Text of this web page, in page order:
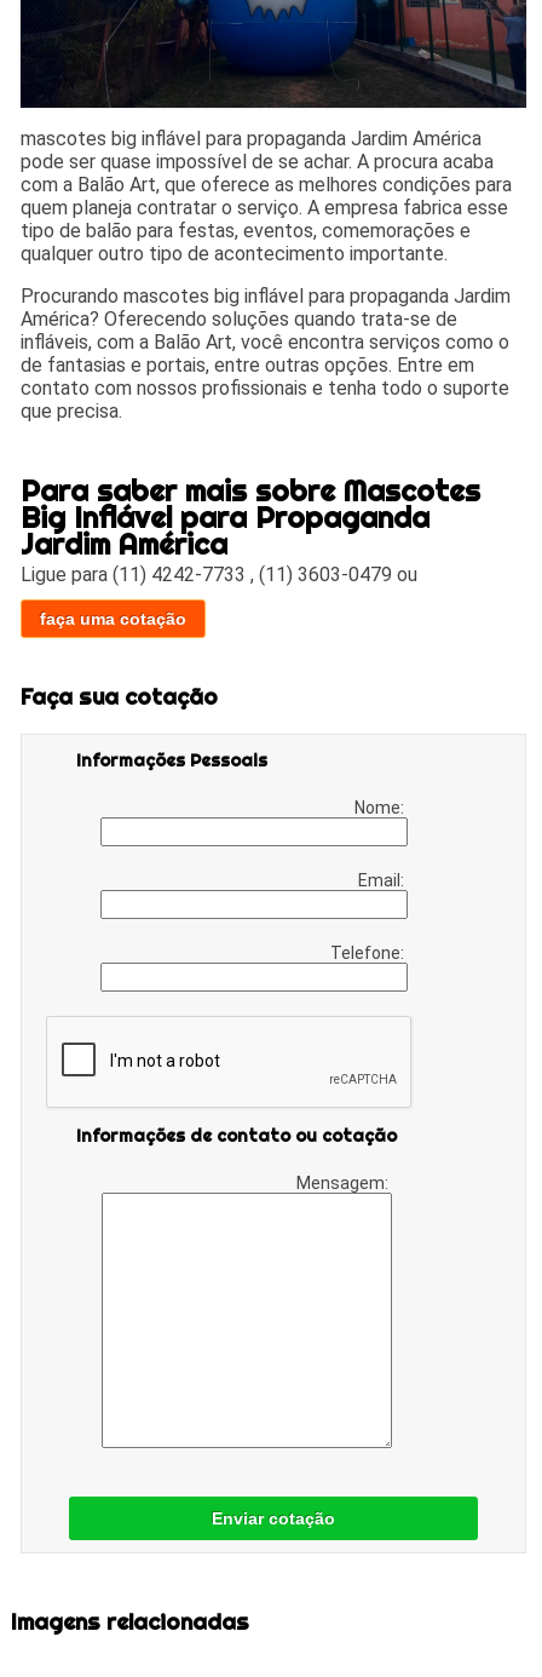
mascotes big inflável para propaganda Jardim América
pode ser quase impossível de se achar. A procura acaba
com a Balão Art, que oferece as melhores condições para
quem planeja contratar o serviço. A empresa fabrica esse
tipo de balão para festas, eventos, comemorações e
qualquer outro tipo de acontecimento importante.
Procurando mascotes big inflável para propaganda Jardim
América? Oferecendo soluções quando trata-se de
infláveis, com a Balão Art, você encontra serviços como o
de fantasias e portais, entre outras opções. Entre em
contato com nossos profissionais e tenha todo o suporte
que precisa.
Para saber mais sobre Mascotes
Big Inflável para Propaganda
Jardim América
Ligue para(11) 4242-7733 ,(11) 3603-0479 ou
faça uma cotação
Faça sua cotação
Informações Pessoais
Nome:
Email:
Telefone:
Informações de contato ou cotação
Mensagem:
Enviar cotação
Imagens relacionadas